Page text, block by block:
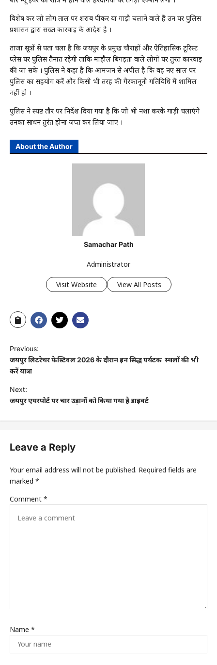
विशेष कर जो लोग ताल पर शराब पीकर या गाड़ी चलाने वाले हैं उन पर पुलिस
प्रशासन द्वारा सख्त कार्रवाई के आदेश है ।
ताजा सूत्रों से पता चला है कि जयपुर के प्रमुख चौराहों और ऐतिहासिक टूरिस्ट
प्लेस पर पुलिस तैनात रहेगी ताकि माहौल बिगड़ता वाले लोगों पर तुरंत कार्रवाई
की जा सके । पुलिस ने कहा है कि आमजन से अपील है कि वह नए साल पर
पुलिस का सहयोग करें और किसी भी तरह की गैरकानूनी गतिविधि में शामिल
नहीं हो ।
पुलिस ने स्पष्ट तौर पर निर्देश दिया गया है कि जो भी नशा करके गाड़ी चलाएंगे
उनका साधन तुरंत होना जप्त कर लिया जाए ।
About the Author
Samachar Path
Administrator
Visit Website View All Posts
Previous:
जयपुर लिटरेचर फेस्टिवल 2026 के दौरान इन प्रसिद्ध पर्यटक स्थलों की भी
करें यात्रा
Next:
जयपुर एयरपोर्ट पर चार उड़ानों को किया गया है डाइवर्ट
Leave a Reply
Your email address will not be published. Required fields are
marked *
Comment *
Name *